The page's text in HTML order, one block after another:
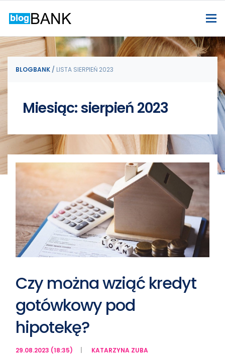
BLOGBANK / LISTA SIERPIEŃ 2023
Miesiąc: sierpień 2023
Czy można wziąć kredyt
gotówkowy pod
hipotekę?
29.08.2023 (18:35) KATARZYNA ZUBA